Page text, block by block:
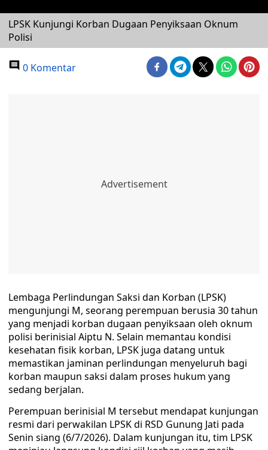
LPSK Kunjungi Korban Dugaan Penyiksaan Oknum
Polisi
0 Komentar
Lembaga Perlindungan Saksi dan Korban (LPSK)
mengunjungi M, seorang perempuan berusia 30 tahun
yang menjadi korban dugaan penyiksaan oleh oknum
polisi berinisial Aiptu N. Selain memantau kondisi
kesehatan fisik korban, LPSK juga datang untuk
memastikan jaminan perlindungan menyeluruh bagi
korban maupun saksi dalam proses hukum yang
sedang berjalan.
Perempuan berinisial M tersebut mendapat kunjungan
resmi dari perwakilan LPSK di RSD Gunung Jati pada
Senin siang (6/7/2026). Dalam kunjungan itu, tim LPSK